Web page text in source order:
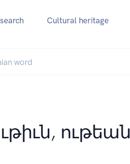
Cultural heritage
ութեան